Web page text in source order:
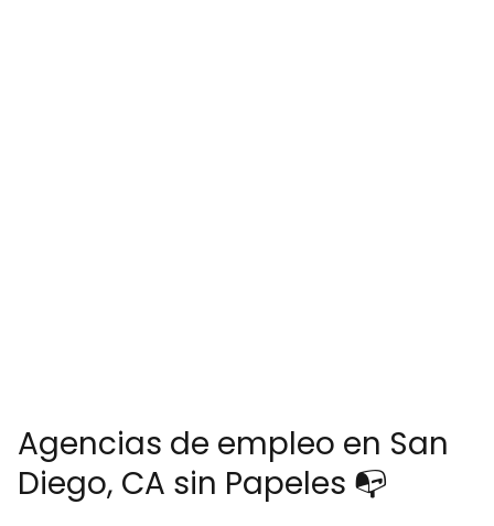
Agencias de empleo en San
Diego, CA sin Papeles 📭